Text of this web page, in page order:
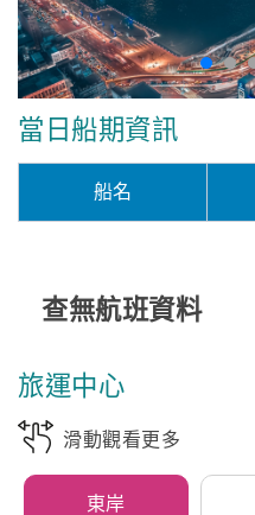
當日船期資訊
船名
查無航班資料
旅運中心
滑動觀看更多
東岸